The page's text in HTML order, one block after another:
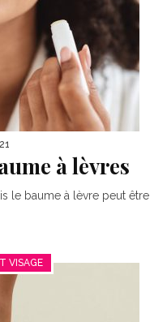
à lèvres
le baume à lèvre peut être
VISAGE